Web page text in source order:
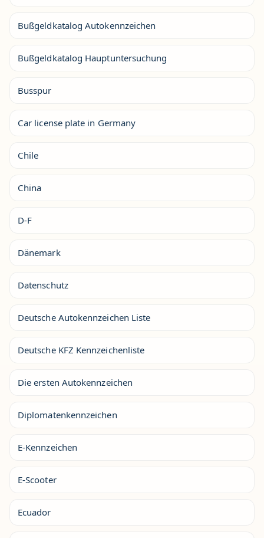
Bußgeldkatalog Autokennzeichen
Bußgeldkatalog Hauptuntersuchung
Busspur
Car license plate in Germany
Chile
China
D-F
Dänemark
Datenschutz
Deutsche Autokennzeichen Liste
Deutsche KFZ Kennzeichenliste
Die ersten Autokennzeichen
Diplomatenkennzeichen
E-Kennzeichen
E-Scooter
Ecuador